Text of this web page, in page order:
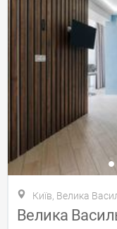
Київ, Велика
Велика